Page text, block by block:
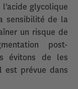
l'acide glycolique
sensibilité de la
un risque de
post-
évitons de les
est prévue dans